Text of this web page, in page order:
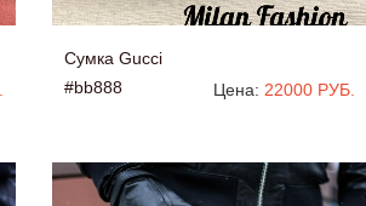
Сумка Gucci
#bb888
Цена: 22000 РУБ.